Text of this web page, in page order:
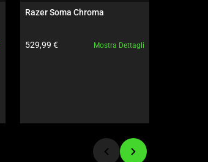
Razer Soma Chroma
Prezzo prodotto:
529,99 € Mostra Dettagli